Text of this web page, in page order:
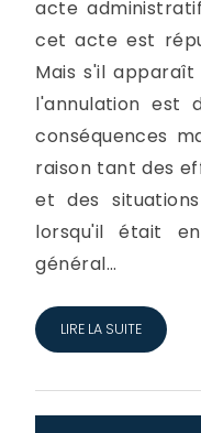
acte
cet acte est
Mais s'il
l'annulation est
conséquences
raison tant des
et des
lorsqu'il était
général...
LIRE LA SUITE